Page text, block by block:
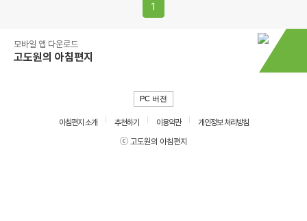
1
모바일 앱 다운로드
고도원의 아침편지
PC 버전
아침편지 소개 추천하기 이용약관
개인정보 처리방침
ⓒ 고도원의 아침편지